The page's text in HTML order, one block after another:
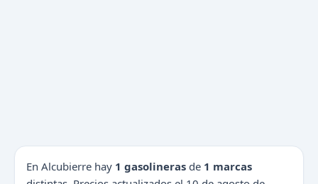
En Alcubierre hay 1 gasolineras de 1 marcas